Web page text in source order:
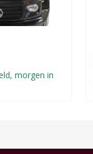
morgen in